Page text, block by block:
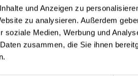
und Anzeigen zu
zu analysieren. Außerdem
soziale Medien, Werbung und
zusammen, die Sie ihnen
Steuerungssysteme